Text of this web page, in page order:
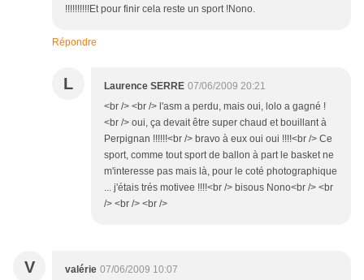
!!!!!!!!!!Et pour finir cela reste un sport !Nono.
Répondre
L Laurence SERRE 07/06/2009 20:21
<br /> <br /> l'asm a perdu, mais oui, lolo a gagné !
<br /> oui, ça devait être super chaud et bouillant à
Perpignan !!!!!!<br /> bravo à eux oui oui !!!!<br /> Ce
sport, comme tout sport de ballon à part le basket ne
m'interesse pas mais là, pour le coté photographique
... j'étais trés motivee !!!!<br /> bisous Nono<br /> <br
/> <br /> <br />
V valérie 07/06/2009 10:07